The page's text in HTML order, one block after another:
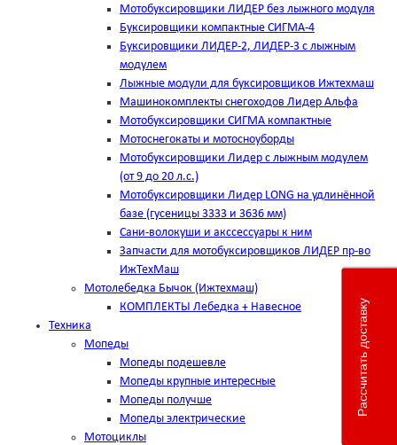
Мотобуксировщики ЛИДЕР без лыжного модуля
Буксировщики компактные СИГМА-4
Буксировщики ЛИДЕР-2, ЛИДЕР-3 c лыжным
модулем
Лыжные модули для буксировщиков Ижтехмаш
Машинокомплекты снегоходов Лидер Альфа
Мотобуксировщики СИГМА компактные
Мотоснегокаты и мотосноуборды
Мотобуксировщики Лидер с лыжным модулем
(от 9 до 20 л.с.)
Мотобуксировщики Лидер LONG на удлинённой
базе (гусеницы 3333 и 3636 мм)
Сани-волокуши и акссессуары к ним
Запчасти для мотобуксировщиков ЛИДЕР пр-во
ИжТехМаш
Мотолебедка Бычок (Ижтехмаш)
КОМПЛЕКТЫ Лебедка + Навесное
Техника
Мопеды
Мопеды подешевле
Мопеды крупные интересные
Мопеды получше
Мопеды электрические
Мотоциклы
Рассчитать доставку